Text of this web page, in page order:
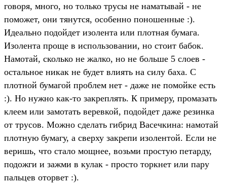
говоря, много, но только трусы не наматывай - не
поможет, они тянутся, особенно поношенные :).
Идеально подойдет изолента или плотная бумага.
Изолента проще в использовании, но стоит бабок.
Намотай, сколько не жалко, но не больше 5 слоев -
остальное никак не будет влиять на силу баха. С
плотной бумагой проблем нет - даже не помойке есть
:). Но нужно как-то закреплять. К примеру, промазать
клеем или замотать веревкой, подойдет даже резинка
от трусов. Можно сделать гибрид Васечкина: намотай
плотную бумагу, а сверху закрепи изолентой. Если не
веришь, что стало мощнее, возьми простую петарду,
подожги и зажми в кулак - просто торкнет или пару
пальцев оторвет :).